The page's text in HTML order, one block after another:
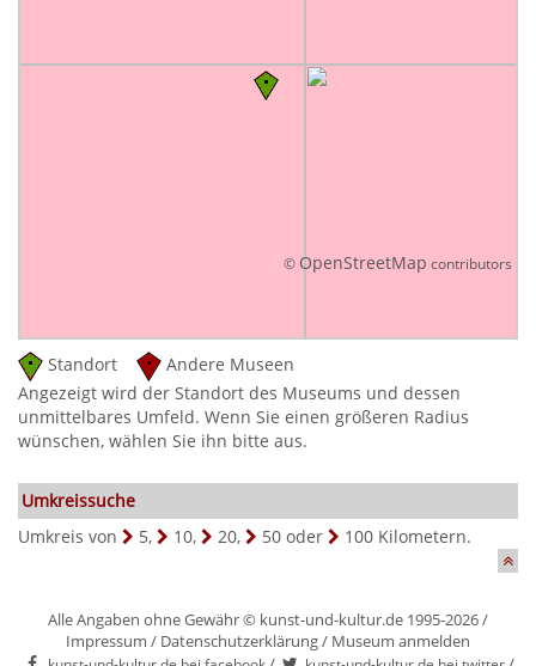
© OpenStreetMap contributors
Standort
Andere Museen
Angezeigt wird der Standort des Museums und dessen
unmittelbares Umfeld. Wenn Sie einen größeren Radius
wünschen, wählen Sie ihn bitte aus.
Umkreissuche
Umkreis von
5, 10, 20, 50 oder 100 Kilometern.
Alle Angaben ohne Gewähr © kunst-und-kultur.de 1995-2026 /
Impressum / Datenschutzerklärung/ Museum anmelden